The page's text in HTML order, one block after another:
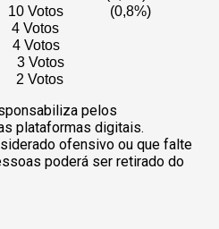
10 Votos (0,8%)
3 Votos
Votos
pelos
plataformas digitais.
ofensivo ou que falte
poderá ser retirado do